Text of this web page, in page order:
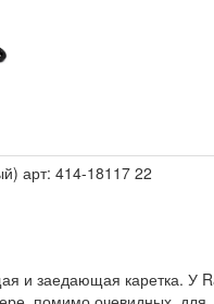
арт: 414-18117 22
и заедающая каретка. У